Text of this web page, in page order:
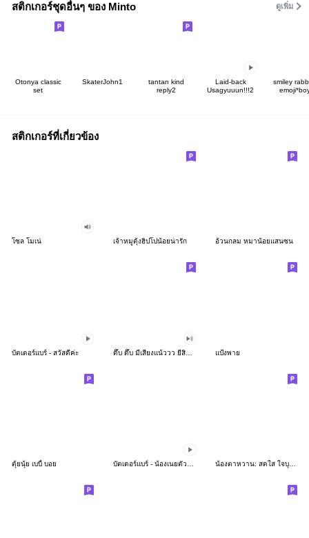
สติกเกอร์ชุดอื่นๆ ของ Minto ดูเพิ่ม
Otonya classic
set
SkaterJohn1
tantan kind
reply2
Laid-back
Usagyuuun!!!2
smiley
สติกเกอร์ที่เกี่ยวข้อง
โซล โมเน่ เจ้าหมูดุ้งฮิปโปน้อยน่ารัก อ้วนกลม หมาน้อยแสนซน
บัตเตอร์แบร์ - สวัสดีค่ะ แป้งพาย
ตุ้ยนุ้ย เบบี้ บอย น้องตาหวาน: สดใส ใจบุญ (สีพาสเทล)